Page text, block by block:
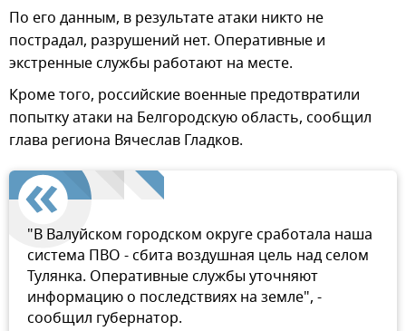
По его данным, в результате атаки никто не
пострадал, разрушений нет. Оперативные и
экстренные службы работают на месте.
Кроме того, российские военные предотвратили
попытку атаки на Белгородскую область, сообщил
глава региона Вячеслав Гладков.
"В Валуйском городском округе сработала наша
система ПВО - сбита воздушная цель над селом
Тулянка. Оперативные службы уточняют
информацию о последствиях на земле", -
сообщил губернатор.